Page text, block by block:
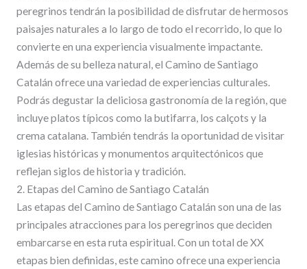
peregrinos tendrán la posibilidad de disfrutar de hermosos
paisajes naturales a lo largo de todo el recorrido, lo que lo
convierte en una experiencia visualmente impactante.
Además de su belleza natural, el Camino de Santiago
Catalán ofrece una variedad de experiencias culturales.
Podrás degustar la deliciosa gastronomía de la región, que
incluye platos típicos como la butifarra, los calçots y la
crema catalana. También tendrás la oportunidad de visitar
iglesias históricas y monumentos arquitectónicos que
reflejan siglos de historia y tradición.
2. Etapas del Camino de Santiago Catalán
Las etapas del Camino de Santiago Catalán son una de las
principales atracciones para los peregrinos que deciden
embarcarse en esta ruta espiritual. Con un total de XX
etapas bien definidas, este camino ofrece una experiencia